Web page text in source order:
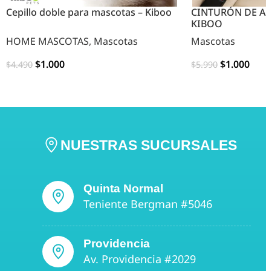
Cepillo doble para mascotas – Kiboo
HOME MASCOTAS, Mascotas
$4.490 $1.000
CINTURÓN DE
KIBOO
Mascotas
$5.990 $1.000
NUESTRAS SUCURSALES
Quinta Normal
Teniente Bergman #5046
Providencia
Av. Providencia #2029